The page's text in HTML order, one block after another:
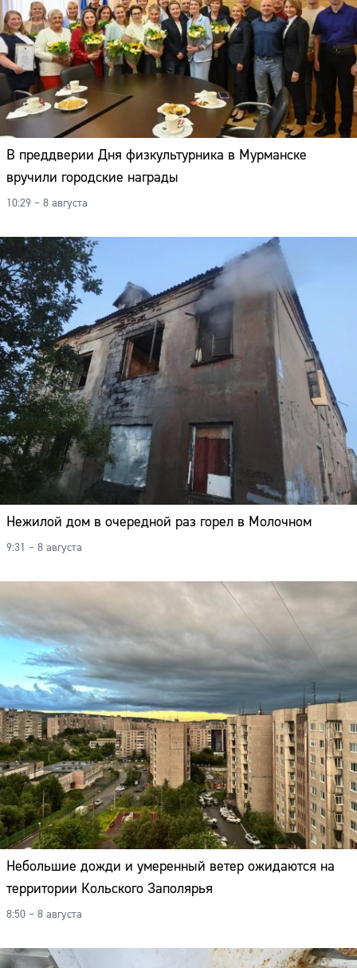
В преддверии Дня физкультурника в Мурманске
вручили городские награды
10:29 – 8 августа
Нежилой дом в очередной раз горел в Молочном
9:31 – 8 августа
Небольшие дожди и умеренный ветер ожидаются на
территории Кольского Заполярья
8:50 – 8 августа
Адрес:
Телефон: